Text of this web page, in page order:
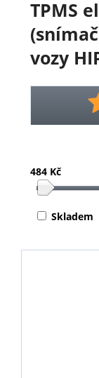
TPMS
vozy
484 Kč
Skladem